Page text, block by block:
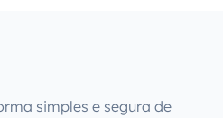
simples e segura de